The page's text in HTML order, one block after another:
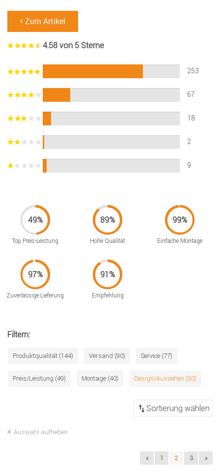
Zum Artikel
4.58 von 5 Sterne
253
67
18
2
9
Top Preis-Leistung Hohe Qualität Einfache Montage
Zuverlässige Lieferung Empfehlung
Filtern:
Produktqualität (144) Versand (90) Service (77)
Preis/Leistung (49) Montage (40) Design/Aussehen (30)
Auswahl aufheben
« 1 2 3 »